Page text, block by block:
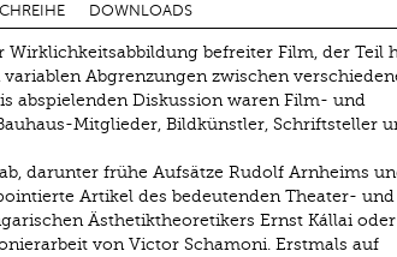
DOWNLOADS
Wirklichkeitsabbildung befreiter Film, der Teil
Abgrenzungen zwischen
abspielenden Diskussion waren Film- und
Mitglieder, Bildkünstler, Schriftsteller
darunter frühe Aufsätze Rudolf Arnheims
Artikel des bedeutenden Theater- und
Ästhetiktheoretikers Ernst Kállai
von Victor Schamoni. Erstmals auf